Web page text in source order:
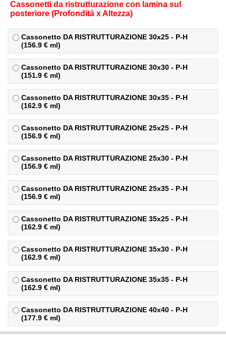
Cassonetti da ristrutturazione con lamina sul
posteriore (Profondità x Altezza)
Cassonetto DA RISTRUTTURAZIONE 30x25 - P-H
(156.9 € ml)
Cassonetto DA RISTRUTTURAZIONE 30x30 - P-H
(151.9 € ml)
Cassonetto DA RISTRUTTURAZIONE 30x35 - P-H
(162.9 € ml)
Cassonetto DA RISTRUTTURAZIONE 25x25 - P-H
(156.9 € ml)
Cassonetto DA RISTRUTTURAZIONE 25x30 - P-H
(156.9 € ml)
Cassonetto DA RISTRUTTURAZIONE 25x35 - P-H
(156.9 € ml)
Cassonetto DA RISTRUTTURAZIONE 35x25 - P-H
(162.9 € ml)
Cassonetto DA RISTRUTTURAZIONE 35x30 - P-H
(162.9 € ml)
Cassonetto DA RISTRUTTURAZIONE 35x35 - P-H
(162.9 € ml)
Cassonetto DA RISTRUTTURAZIONE 40x40 - P-H
(177.9 € ml)